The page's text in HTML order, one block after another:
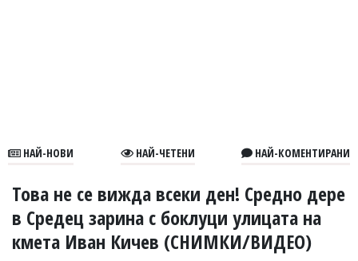
В
УКРАЙНА
СПОРТ
НАЙ-НОВИ НАЙ-ЧЕТЕНИ НАЙ-КОМЕНТИРАНИ
Това не се вижда всеки ден! Средно дере
в Средец зарина с боклуци улицата на
кмета Иван Кичев (СНИМКИ/ВИДЕО)